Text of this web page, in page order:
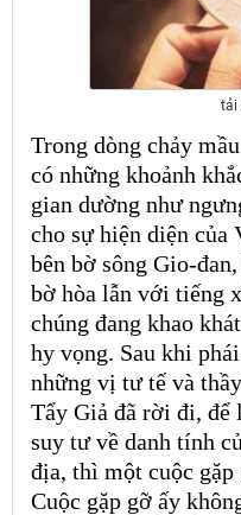
tải
Trong dòng chảy
có những khoảnh
gian dường như
cho sự hiện diện
bên bờ sông Gio-
bờ hòa lẫn với tiếng
chúng đang khao
hy vọng. Sau khi
những vị tư tế và
Tẩy Giả đã rời đi, để
suy tư về danh tính
địa, thì một cuộc gặp
Cuộc gặp gỡ ấy